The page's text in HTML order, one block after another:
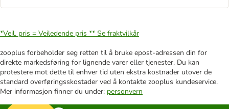
*Veil. pris = Veiledende pris ** Se fraktvilkår
zooplus forbeholder seg retten til å bruke epost-adressen din for
direkte markedsføring for lignende varer eller tjenester. Du kan
protestere mot dette til enhver tid uten ekstra kostnader utover de
standard overføringsskostader ved å kontakte zooplus kundeservice.
Mer informasjon finner du under: personvern